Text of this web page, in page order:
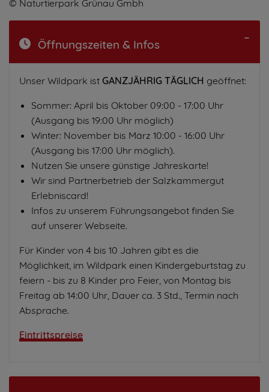
© Naturtierpark Grünau Gmbh
Öffnungszeiten & Infos
Unser Wildpark ist GANZJÄHRIG TÄGLICH geöffnet:
Sommer: April bis Oktober 09:00 - 17:00 Uhr
(Ausgang bis 19:00 Uhr möglich)
Winter: November bis März 10:00 - 16:00 Uhr
(Ausgang bis 17:00 Uhr möglich).
Nutzen Sie unsere günstige Jahreskarte!
Wir sind Partnerbetrieb der Salzkammergut
Erlebniscard!
Infos zu unserem Führungsangebot finden Sie
auf unserer Webseite.
Für Kinder von 4 bis 10 Jahren gibt es die
Möglichkeit, im Wildpark einen Kindergeburtstag zu
feiern - bis zu 8 Kinder pro Feier, von Montag bis
Freitag ab 14:00 Uhr, Dauer ca. 3 Std., Termin nach
Absprache.
Eintrittspreise